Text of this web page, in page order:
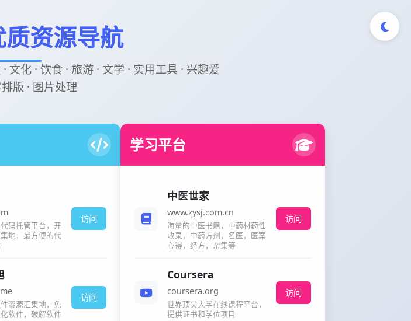
资源导航
化 · 饮食 · 旅游 · 文学 · 实用工具 · 兴趣爱
版 · 图片处理
码托管平台，开
地，最方便的代
访问
资源汇集地，免
软件，破解软件
访问
学习平台
中医世家
www.zysj.com.cn
海量的中医书籍，中药材药性
收录，中药方剂，名医，医案
心得，经方，杂集等
访问
Coursera
coursera.org
世界顶尖大学在线课程平台，
提供证书和学位项目
访问